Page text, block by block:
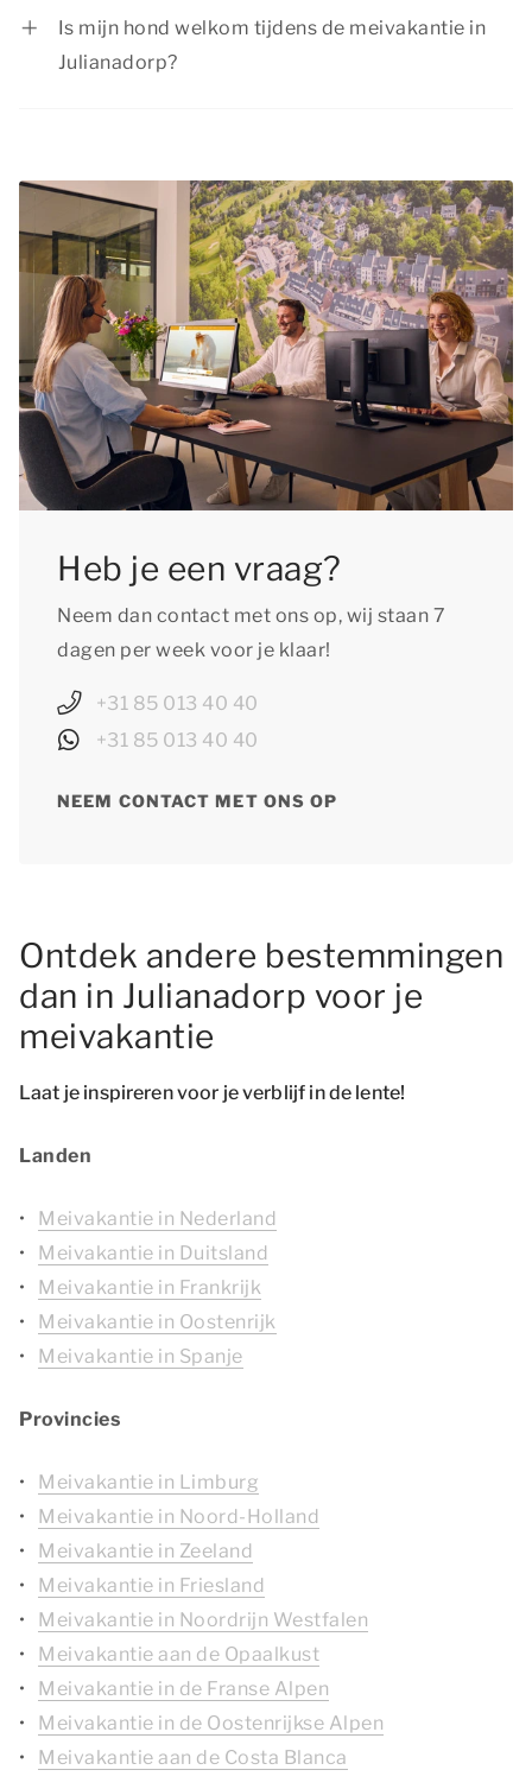
om er zeker van te zijn dat de accommodatie
van jouw voorkeur nog beschikbaar is.
Is mijn hond welkom tijdens de meivakantie in
Julianadorp?
onze accommodaties zijn maximaal 2 huisdieren
toegestaan. Bij elk accommodatietype staat
aangegeven of en hoeveel huisdieren in dat type
welkom zijn. Tijdens het plaatsen van je
reservering is het verplicht om je huisdieren bij
te boeken en de huisdierentoeslag te voldoen.
Heb je een vraag?
Neem dan contact met ons op, wij staan 7
dagen per week voor je klaar!
+31 85 013 40 40
+31 85 013 40 40
NEEM CONTACT MET ONS OP
Ontdek andere bestemmingen
dan in Julianadorp voor je
meivakantie
Laat je inspireren voor je verblijf in de lente!
Landen
Meivakantie in Nederland
Meivakantie in Duitsland
Meivakantie in Frankrijk
Meivakantie in Oostenrijk
Meivakantie in Spanje
Provincies
Meivakantie in Limburg
Meivakantie in Noord-Holland
Meivakantie in Zeeland
Meivakantie in Friesland
Meivakantie in Noordrijn Westfalen
Meivakantie aan de Opaalkust
Meivakantie in de Franse Alpen
Meivakantie in de Oostenrijkse Alpen
Meivakantie aan de Costa Blanca